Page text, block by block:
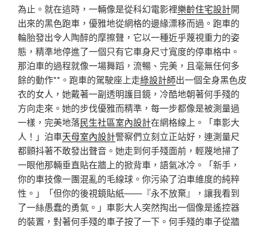
為止。就在這時，一輛像是從科幻電影裡樂齡住宅設計開
出來的黑色跑車，優雅地從網格的邊緣漂移而過。跑車的
輪胎發出令人陶醉的摩擦聲，它以一種近乎蔑視重力的姿
態，精準地停進了一個只有它車身尺寸寬度的停車格中。
那泊車的過程就像一場舞蹈，流暢、完美，且毫無任何多
餘的動作**。跑車的駕駛座上走綠設計師出一個全身黑色皮
衣的女人，她戴著一副透明護目鏡，冷酷地朝著何手殘的
方向走來。她的步伐優雅而精準，每一步都像是被測量過
一樣，完美地落民生社區室內設計在網格線上。「車影大
人！」泊車天母室內設計警察們立刻立正站好，連測量尺
都顫抖著不敢發出聲音。她走到何手殘面前，輕蔑地掃了
一眼他那輛垂直貼在牆上的掀背車，語氣冰冷。「新手，
你的車技像一團混亂的毛線球。你污染了泊車維度的純粹
性。」「但你的後視鏡貼紙——『永不放棄』，讓我看到
了一絲愚蠢的勇氣。」車影大人突然掏出一個像是遙控器
的裝置，對著何手殘的車子按了一下。何手殘的車子從牆